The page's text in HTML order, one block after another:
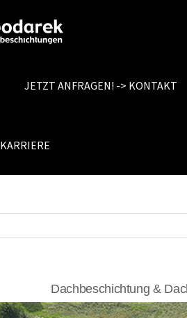
JETZT ANFRAGEN! -> KONTAKT
KARRIERE
Dachbeschichtung &